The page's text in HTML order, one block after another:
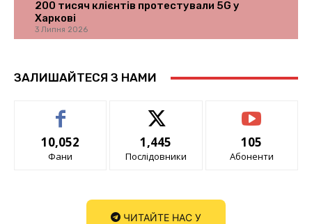
200 тисяч клієнтів протестували 5G у
Харкові
3 Липня 2026
ЗАЛИШАЙТЕСЯ З НАМИ
10,052
Фани
1,445
Послідовники
105
Абоненти
ЧИТАЙТЕ НАС У